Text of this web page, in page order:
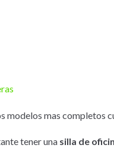
modelos mas completos
tener una silla de